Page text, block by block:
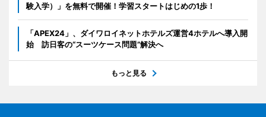
験入学）」を無料で開催！学習スタートはじめの1歩！
「APEX24」、ダイワロイネットホテルズ運営4ホテルへ導入開
始 訪日客の“スーツケース問題”解決へ
もっと見る